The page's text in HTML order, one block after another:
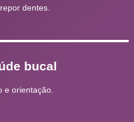
dentes.
bucal
e orientação.